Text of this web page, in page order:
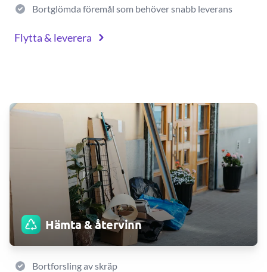
Bortglömda föremål som behöver snabb leverans
Flytta & leverera
Hämta & återvinn
Bortforsling av skräp